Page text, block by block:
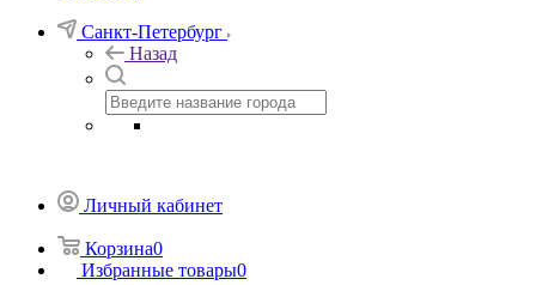
Санкт-Петербург
Назад
Личный кабинет
Корзина0
Избранные товары0